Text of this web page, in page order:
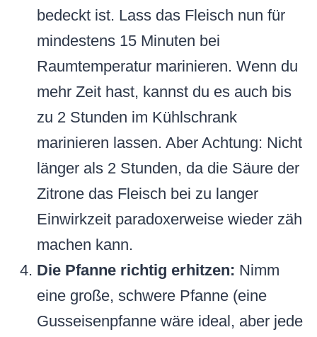
bedeckt ist. Lass das Fleisch nun für
mindestens 15 Minuten bei
Raumtemperatur marinieren. Wenn du
mehr Zeit hast, kannst du es auch bis
zu 2 Stunden im Kühlschrank
marinieren lassen. Aber Achtung: Nicht
länger als 2 Stunden, da die Säure der
Zitrone das Fleisch bei zu langer
Einwirkzeit paradoxerweise wieder zäh
machen kann.
Die Pfanne richtig erhitzen: Nimm
eine große, schwere Pfanne (eine
Gusseisenpfanne wäre ideal, aber jede